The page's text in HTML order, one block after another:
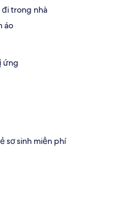
trong nhà
áo
ứng
sơ sinh miễn phí